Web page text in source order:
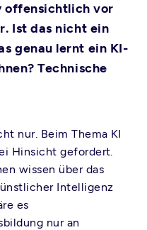
offensichtlich vor
Ist das nicht ein
genau lernt ein KI-
Technische
nur. Beim Thema KI
Hinsicht gefordert.
wissen über das
Intelligenz
es
nur an